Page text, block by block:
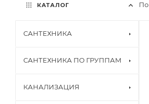
По
КАТАЛОГ
САНТЕХНИКА
САНТЕХНИКА ПО ГРУППАМ
КАНАЛИЗАЦИЯ